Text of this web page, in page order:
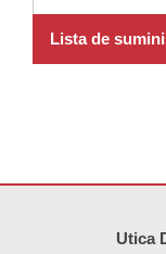
Lista de
Utica